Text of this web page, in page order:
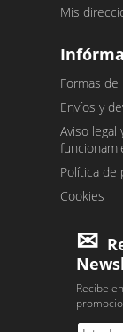
Mis
Formas de
Envíos y
Aviso legal
Política de
Cookies
Recibe